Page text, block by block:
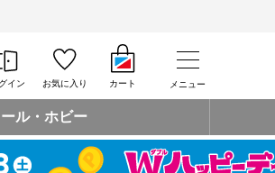
イン お気に入り カート メニュー
ル・ホビー